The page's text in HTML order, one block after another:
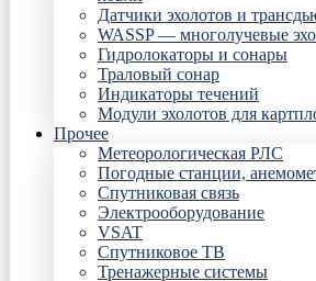
Датчики эхолотов и
WASSP — многолучевые
Гидролокаторы и сонары
Траловый сонар
Индикаторы течений
Модули эхолотов для
Прочее
Метеорологическая РЛС
Погодные станции,
Спутниковая связь
Электрооборудование
VSAT
Спутниковое ТВ
Тренажерные системы